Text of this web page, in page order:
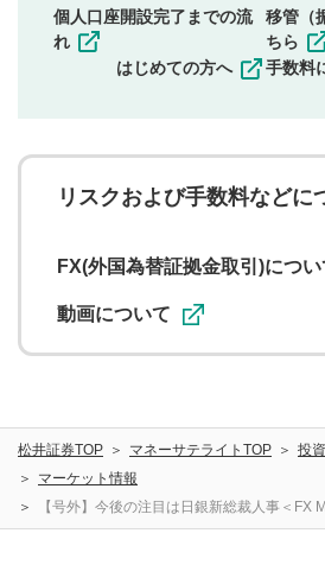
その他当社が不適切と判断
一度投稿した評価およびコメント
ことを承諾したものとします。ま
に関する著作者人格権を行使しな
用者が投稿したコメントは、当社
ることがあります。
個人口座開設完了までの流
れ
はじめての方へ
移管（
ちら
手数料
リスクおよび手数料などに
FX(外国為替証拠金取引)につい
動画について
松井証券TOP マネーサテライトTOP
投
マーケット情報
【号外】今後の注目は日銀新総裁人事＜FX